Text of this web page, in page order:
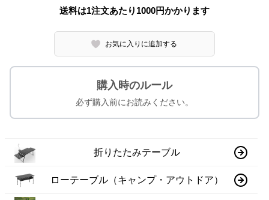
送料は1注文あたり 1000円かかります
お気に入りに追加する
購入時のルール
必ず購入前にお読みください。
折りたたみテーブル
ローテーブル（キャンプ・アウトドア）